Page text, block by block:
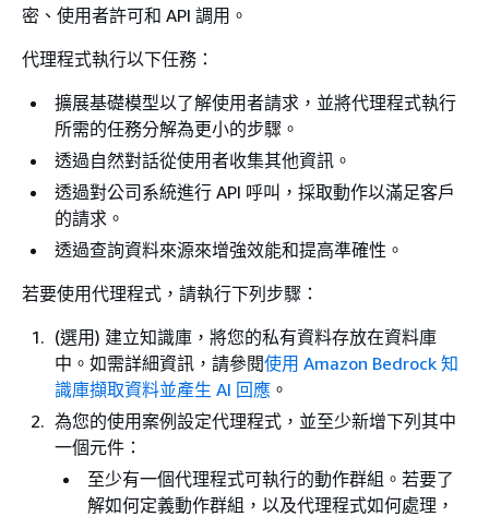
密、使用者許可和 API 調用。
代理程式執行以下任務：
擴展基礎模型以了解使用者請求，並將代理程式執行
所需的任務分解為更小的步驟。
透過自然對話從使用者收集其他資訊。
透過對公司系統進行 API 呼叫，採取動作以滿足客戶
的請求。
透過查詢資料來源來增強效能和提高準確性。
若要使用代理程式，請執行下列步驟：
(選用) 建立知識庫，將您的私有資料存放在資料庫
中。如需詳細資訊，請參閱使用 Amazon Bedrock 知
識庫擷取資料並產生 AI 回應 。
為您的使用案例設定代理程式，並至少新增下列其中
一個元件：
至少有一個代理程式可執行的動作群組。若要了
解如何定義動作群組，以及代理程式如何處理，